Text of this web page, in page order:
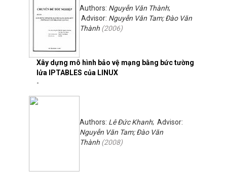
Xây dựng mô hình bảo vệ mạng bằng bức tường
lửa IPTABLES của LINUX
Authors: Nguyễn Văn Thành;
Advisor: Nguyễn Văn Tam; Đào Văn
Thành (2006)
-
Authors: Lê Đức Khanh; Advisor:
Nguyễn Văn Tam; Đào Văn
Thành (2008)